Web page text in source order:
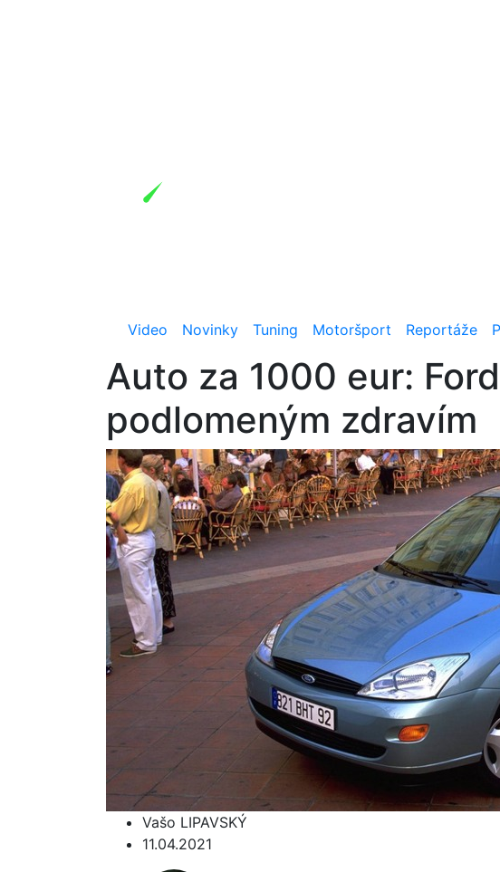
Video
Novinky Tuning Motoršport Reportáže
Auto za 1000 eur:
podlomeným zdravím
Vašo LIPAVSKÝ
11.04.2021